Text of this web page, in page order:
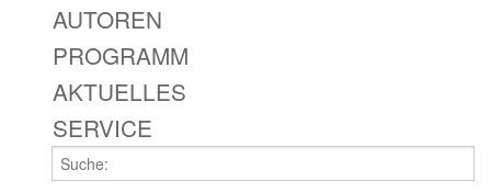
AUTOREN
PROGRAMM
AKTUELLES
SERVICE